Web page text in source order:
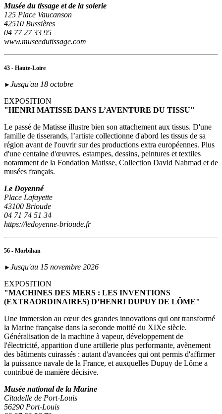
Musée du tissage et de la soierie
125 Place Vaucanson
42510 Bussières
04 77 27 33 95
www.museedutissage.com
43 - Haute-Loire
► Jusqu'au 18 octobre
EXPOSITION
"HENRI MATISSE DANS L’AVENTURE DU TISSU"
Le passé de Matisse illustre bien son attachement aux tissus. D'une
famille de tisserands, l’artiste collectionne d'abord les tissus de sa
région avant de l'ouvrir sur des productions extra européennes. Plus
d'une centaine d'œuvres, estampes, dessins, peintures et textiles
notamment de la Fondation Matisse, Collection David Nahmad et de
musées français.
Le Doyenné
Place Lafayette
43100 Brioude
04 71 74 51 34
https://ledoyenne-brioude.fr
56 - Morbihan
► Jusqu'au 15 novembre 2026
EXPOSITION
"MACHINES DES MERS : LES INVENTIONS
(EXTRAORDINAIRES) D’HENRI DUPUY DE LÔME"
Une immersion au cœur des grandes innovations qui ont transformé
la Marine française dans la seconde moitié du XIXe siècle.
Généralisation de la machine à vapeur, développement de
l'électricité, apparition d'une artillerie plus performante, avènement
des bâtiments cuirassés : autant d'avancées qui ont permis d'affirmer
la puissance navale de la France, et auxquelles Dupuy de Lôme a
contribué de manière décisive.
Musée national de la Marine
Citadelle de Port-Louis
56290 Port-Louis